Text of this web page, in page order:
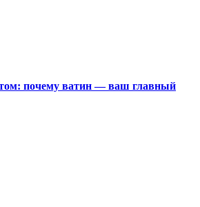
почему ватин — ваш главный